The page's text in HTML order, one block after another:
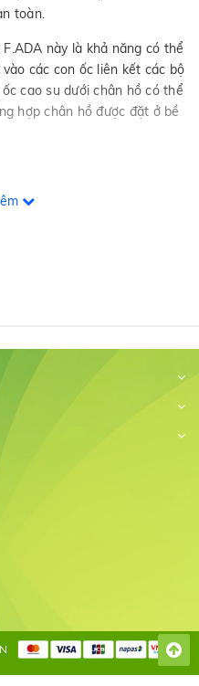
toàn.
này là khả năng có thể
các con ốc liên kết các bộ
cao su dưới chân hồ có thể
hợp chân hồ được đặt ở bề